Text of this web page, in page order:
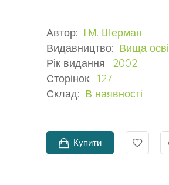
Автор: І.М. Шерман
Видавництво: Вища
Рік видання: 2002
Сторінок: 127
Склад: В наявності
Купити